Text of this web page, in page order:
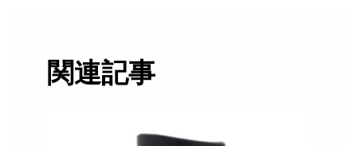
関連記事